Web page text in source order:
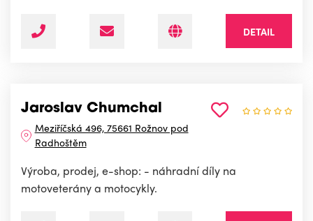
DETAIL
Jaroslav Chumchal
Meziříčská 496, 75661 Rožnov pod
Radhoštěm
Výroba, prodej, e-shop: - náhradní díly na
motoveterány a motocykly.